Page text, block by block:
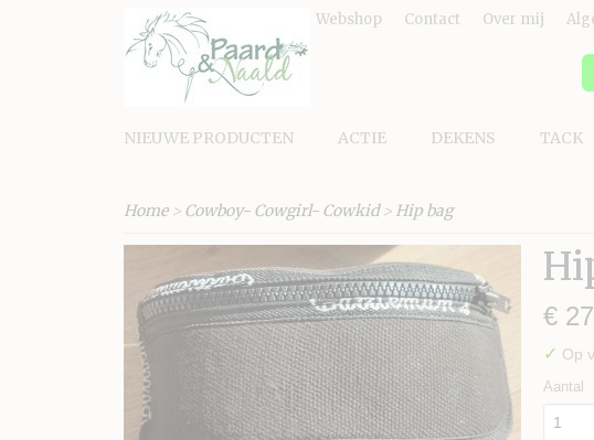
Webshop Contact Over mij
NIEUWE PRODUCTEN ACTIE DEKENS TACK
Home> Cowboy- Cowgirl- Cowkid> Hip bag
€
✓ Op
Aantal